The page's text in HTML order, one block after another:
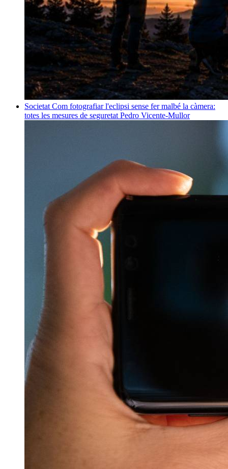
Societat Com fotografiar l'eclipsi sense fer malbé la càmera:
totes les mesures de seguretat Pedro Vicente-Mullor